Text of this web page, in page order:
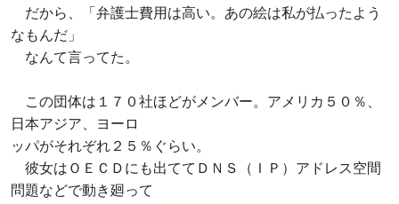
だから、「弁護士費用は高い。あの絵は私が払ったよう
なもんだ」
なんて言ってた。
この団体は１７０社ほどがメンバー。アメリカ５０％、
日本アジア、ヨーロ
ッパがそれぞれ２５％ぐらい。
彼女はＯＥＣＤにも出ててＤＮＳ（ＩＰ）アドレス空間
問題などで動き廻って